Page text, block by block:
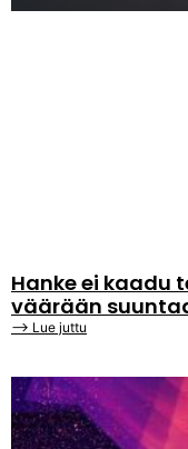
Hanke ei kaadu
väärään
⟶ Lue juttu